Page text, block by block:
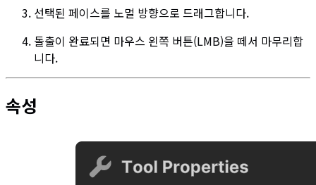
선택된 페이스를 노멀 방향으로 드래그합니다.
돌출이 완료되면 마우스 왼쪽 버튼(LMB)을 떼서 마무리합
니다.
속성